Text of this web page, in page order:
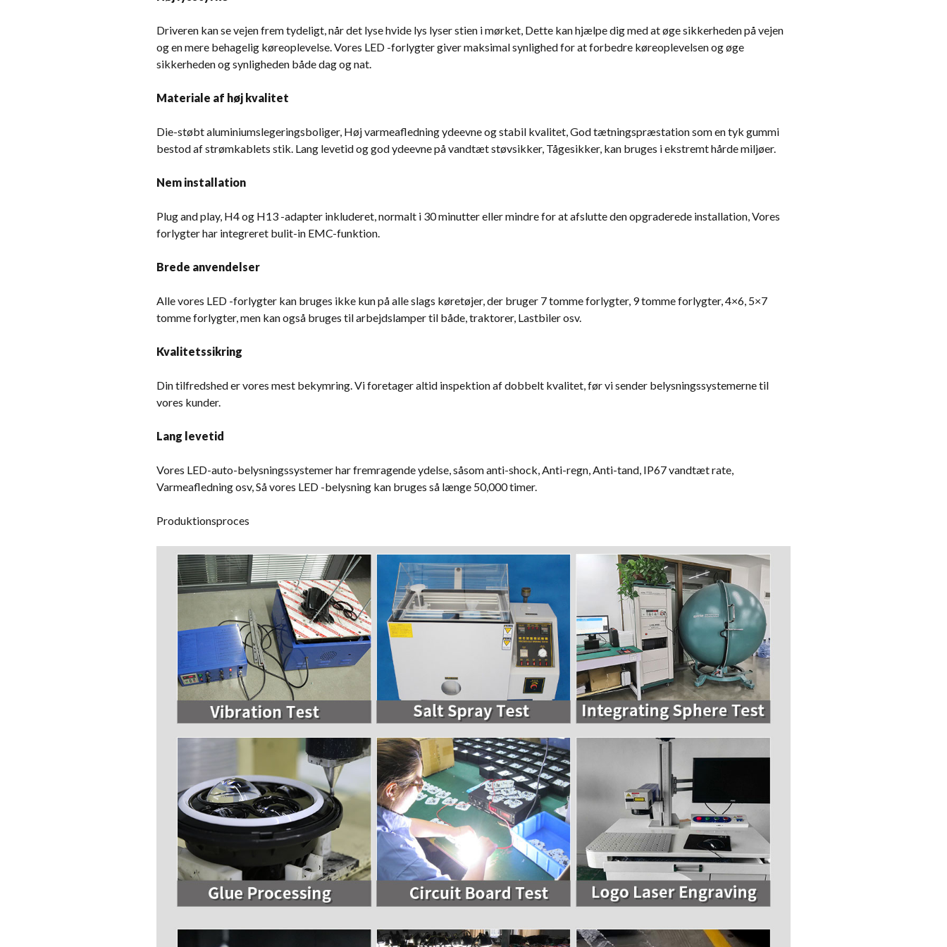
Driveren kan se vejen frem tydeligt, når det lyse hvide lys lyser stien i mørket, Dette kan hjælpe dig med at øge sikkerheden på vejen
og en mere behagelig køreoplevelse. Vores LED -forlygter giver maksimal synlighed for at forbedre køreoplevelsen og øge
sikkerheden og synligheden både dag og nat.
Materiale af høj kvalitet
Die-støbt aluminiumslegeringsboliger, Høj varmeafledning ydeevne og stabil kvalitet, God tætningspræstation som en tyk gummi
bestod af strømkablets stik. Lang levetid og god ydeevne på vandtæt støvsikker, Tågesikker, kan bruges i ekstremt hårde miljøer.
Nem installation
Plug and play, H4 og H13 -adapter inkluderet, normalt i 30 minutter eller mindre for at afslutte den opgraderede installation, Vores
forlygter har integreret bulit-in EMC-funktion.
Brede anvendelser
Alle vores LED -forlygter kan bruges ikke kun på alle slags køretøjer, der bruger 7 tomme forlygter, 9 tomme forlygter, 4×6, 5×7
tomme forlygter, men kan også bruges til arbejdslamper til både, traktorer, Lastbiler osv.
Kvalitetssikring
Din tilfredshed er vores mest bekymring. Vi foretager altid inspektion af dobbelt kvalitet, før vi sender belysningssystemerne til
vores kunder.
Lang levetid
Vores LED-auto-belysningssystemer har fremragende ydelse, såsom anti-shock, Anti-regn, Anti-tand, IP67 vandtæt rate,
Varmeafledning osv, Så vores LED -belysning kan bruges så længe 50,000 timer.
Produktionsproces